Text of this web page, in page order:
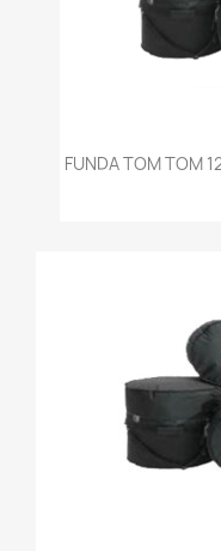
FUNDA TOM TOM